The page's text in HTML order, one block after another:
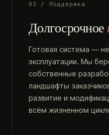
03 / Поддержка
Долгосрочное
Готовая система —
эксплуатации. Мы
собственные
ландшафты
развитие и
всём жизненном